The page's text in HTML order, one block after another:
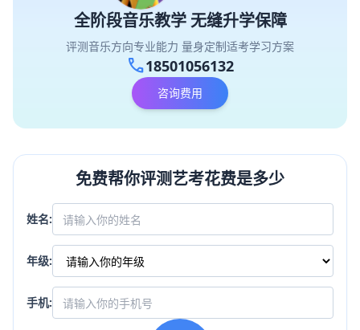
全阶段音乐教学 无缝升学保障
评测音乐方向专业能力 量身定制适考学习方案
call18501056132
咨询费用
免费帮你评测艺考花费是多少
姓名:
年级:
手机: